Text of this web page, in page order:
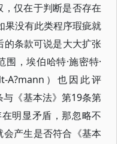
仅在于判断是否存在
果没有此类程序瑕疵就
条款可说是大大扩张
，埃伯哈特·施密特·
A?mann）也因此评
《基本法》第19条第
明显矛盾，那忽略不
产生是否符合《基本